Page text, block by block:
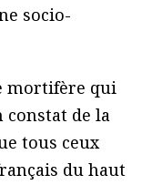
socio-
mortifère qui
constat de la
tous ceux
du haut